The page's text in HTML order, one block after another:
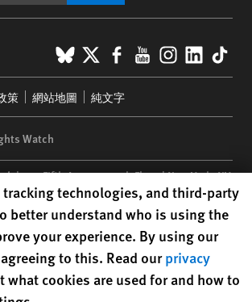
BlueSky
X Facebook
YouTube
策 網站地圖 純文字
Watch
| 350 Fifth Avenue, 34th Floor | New York,NY
1.212.290.4700
is a 501(C)(3) nonprofit registered in the US
cookie preferences
tracking technologies, and third-party
better understand who is using the
your experience. By using our
to this. Read ourprivacy
what cookies are used for and how to